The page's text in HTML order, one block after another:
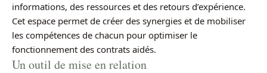
informations, des ressources et des retours d’expérience.
Cet espace permet de créer des synergies et de mobiliser
les compétences de chacun pour optimiser le
fonctionnement des contrats aidés.
Un outil de mise en relation